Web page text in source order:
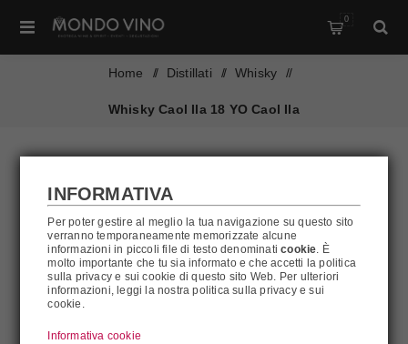
0
Home / Distillati / Whisky /
Whisky Caol Ila 18 YO Caol Ila
INFORMATIVA
Per poter gestire al meglio la tua navigazione su questo sito
verranno temporaneamente memorizzate alcune
informazioni in piccoli file di testo denominaticookie. È
molto importante che tu sia informato e che accetti la politica
sulla privacy e sui cookie di questo sito Web. Per ulteriori
informazioni, leggi la nostra politica sulla privacy e sui
cookie.
Informativa cookie